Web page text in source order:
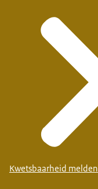
Kwetsbaarheid melden